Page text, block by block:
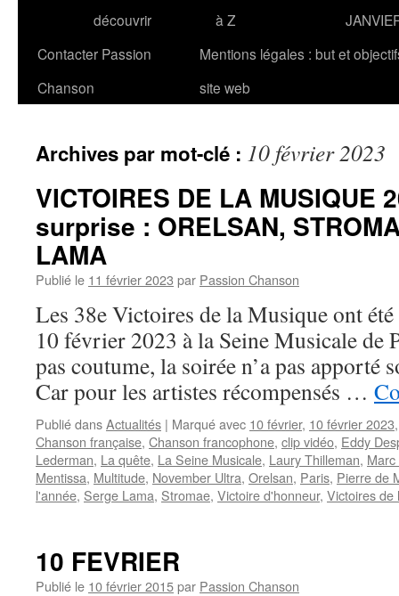
découvrir
à Z
Contacter Passion
Chanson
Mentions légales : but et
site web
Archives par mot-clé : 10 février 2023
VICTOIRES DE LA MUSIQUE
surprise : ORELSAN,
LAMA
Publié le 11 février 2023 par Passion Chanson
Les 38e Victoires de la Musique ont
10 février 2023 à la Seine Musicale de
pas coutume, la soirée n’a pas apporté
Car pour les artistes récompensés …
Publié dansActualités | Marqué avec 10 février, 10 février 2023
Chanson française, Chanson francophone, clip vidéo, Eddy
Lederman, La quête, La Seine Musicale, Laury Thilleman,
Mentissa, Multitude, November Ultra, Orelsan, Paris, Pierre de
l'année, Serge Lama, Stromae, Victoire d'honneur, Victoires de
10 FEVRIER
Publié le 10 février 2015par Passion Chanson